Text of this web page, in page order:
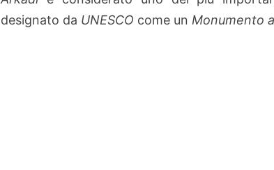
designato da UNESCO come un Monumento